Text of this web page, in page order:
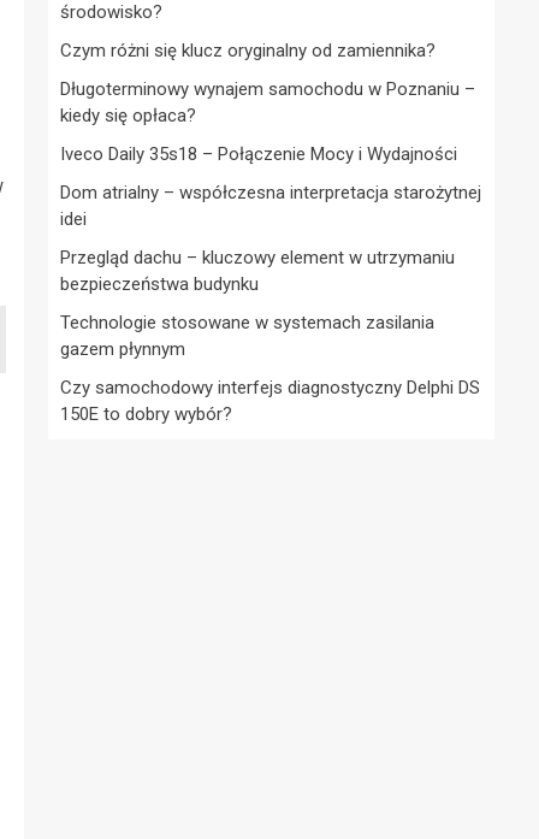
środowisko?
Czym różni się klucz oryginalny od zamiennika?
Długoterminowy wynajem samochodu w Poznaniu –
kiedy się opłaca?
Iveco Daily 35s18 – Połączenie Mocy i Wydajności
Dom atrialny – współczesna interpretacja starożytnej
idei
Przegląd dachu – kluczowy element w utrzymaniu
bezpieczeństwa budynku
Technologie stosowane w systemach zasilania
gazem płynnym
Czy samochodowy interfejs diagnostyczny Delphi DS
150E to dobry wybór?